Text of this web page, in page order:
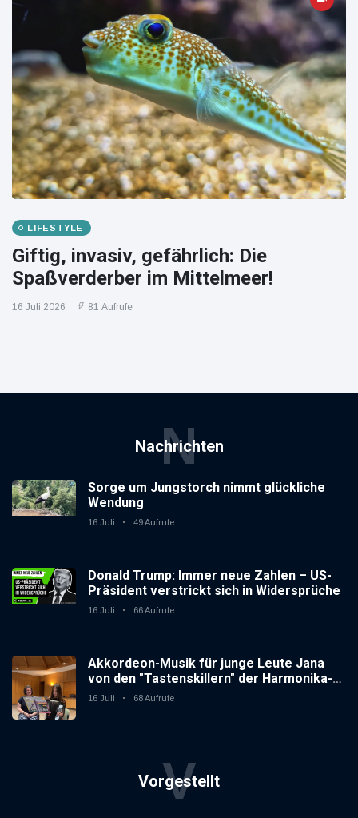
LIFESTYLE
Giftig, invasiv, gefährlich: Die
Spaßverderber im Mittelmeer!
16 Juli 2026 81 Aufrufe
Nachrichten
N
Sorge um Jungstorch nimmt glückliche
Wendung
16 Juli 49 Aufrufe
Donald Trump: Immer neue Zahlen – US-
Präsident verstrickt sich in Widersprüche
16 Juli 66 Aufrufe
Akkordeon-Musik für junge Leute Jana
von den "Tastenskillern" der Harmonika-
Vereinigung Gaggenau zeigt, wie "jung"
16 Juli 68 Aufrufe
Vorgestellt
V